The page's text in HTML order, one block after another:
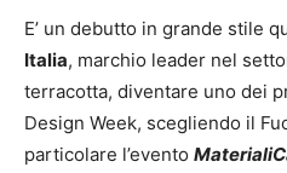
E’ un debutto in grande stile
Italia, marchio leader nel
terracotta, diventare uno dei
Design Week, scegliendo il
particolare l’evento